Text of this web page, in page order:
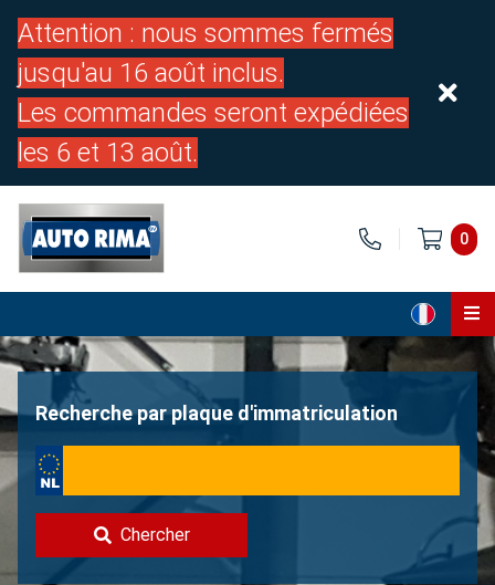
Attention : nous sommes fermés
jusqu'au 16 août inclus.
Les commandes seront expédiées
les 6 et 13 août.
0
Page d'accueil
À propos de nous
Contacter
Vendre une Volvo?
Recherche par plaque d'immatriculation
Chercher